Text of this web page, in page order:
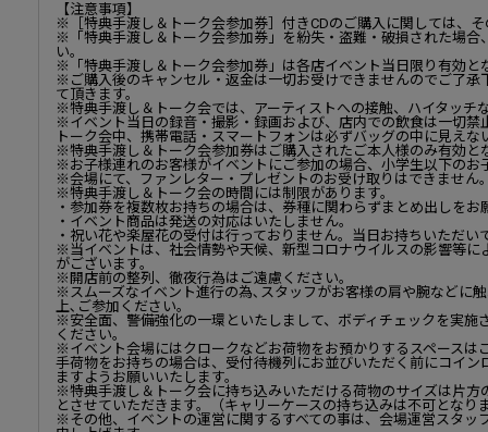
【注意事項】
※［特典手渡し＆トーク会参加券］付きCDのご購入に関しては、
※「特典手渡し＆トーク会参加券」を紛失・盗難・破損された場合
い。
※「特典手渡し＆トーク会参加券」は各店イベント当日限り有効と
※ご購入後のキャンセル・返金は一切お受けできませんのでご了承
て頂きます。
※特典手渡し＆トーク会では、アーティストへの接触、ハイタッチ
※イベント当日の録音・撮影・録画および、店内での飲食は一切禁
トーク会中、携帯電話・スマートフォンは必ずバッグの中に見えな
※特典手渡し＆トーク会参加券はご購入されたご本人様のみ有効と
※お子様連れのお客様がイベントにご参加の場合、小学生以下のお
※会場にて、ファンレター・プレゼントのお受け取りはできません
※特典手渡し＆トーク会の時間には制限があります。
・参加券を複数枚お持ちの場合は、券種に関わらずまとめ出しをお
・イベント商品は発送の対応はいたしません。
・祝い花や楽屋花の受付は行っておりません。当日お持ちいただい
※当イベントは、社会情勢や天候、新型コロナウイルスの影響等に
がございます。
※開店前の整列、徹夜行為はご遠慮ください。
※スムーズなイベント進行の為､スタッフがお客様の肩や腕などに
上､ご参加ください。
※安全面、警備強化の一環といたしまして、ボディチェックを実施
ください。
※イベント会場にはクロークなどお荷物をお預かりするスペースは
手荷物をお持ちの場合は、受付待機列にお並びいただく前にコイ
ますようお願いいたします。
※特典手渡し＆トーク会に持ち込みいただける荷物のサイズは片方
とさせていただきます。（キャリーケースの持ち込みは不可となり
※その他、イベントの運営に関するすべての事は、会場運営スタッ